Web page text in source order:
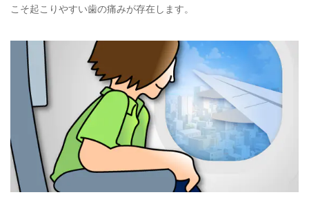
こそ起こりやすい歯の痛みが存在します。